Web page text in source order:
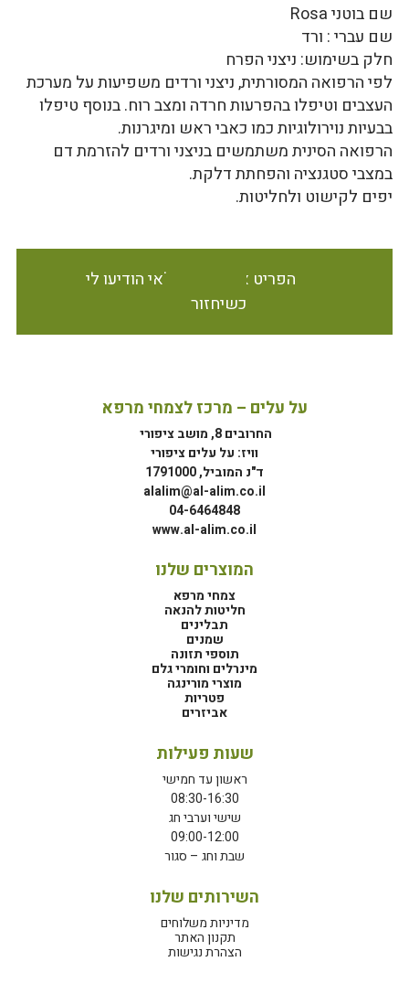
שם בוטני Rosa
שם עברי : ורד
חלק בשימוש: ניצני הפרח
לפי הרפואה המסורתית, ניצני ורדים משפיעות על מערכת
העצבים וטיפלו בהפרעות חרדה ומצב רוח. בנוסף טיפלו
בבעיות נוירולוגיות כמו כאבי ראש ומיגרנות.
הרפואה הסינית משתמשים בניצני ורדים להזרמת דם
במצבי סטגנציה והפחתת דלקת.
יפים לקישוט ולחליטות.
הפריט אינו זמין במלאי הודיעו לי
כשיחזור
על עלים – מרכז לצמחי מרפא
החרובים 8, מושב ציפורי
וויז: על עלים ציפורי
ד"נ המוביל, 1791000
alalim@al-alim.co.il
04-6464848
www.al-alim.co.il
המוצרים שלנו
צמחי מרפא
חליטות להנאה
תבלינים
שמנים
תוספי תזונה
מינרלים וחומרי גלם
מוצרי מורינגה
פטריות
אביזרים
שעות פעילות
ראשון עד חמישי
08:30-16:30
שישי וערבי חג
09:00-12:00
שבת וחג – סגור
השירותים שלנו
מדיניות משלוחים
תקנון האתר
הצהרת נגישות